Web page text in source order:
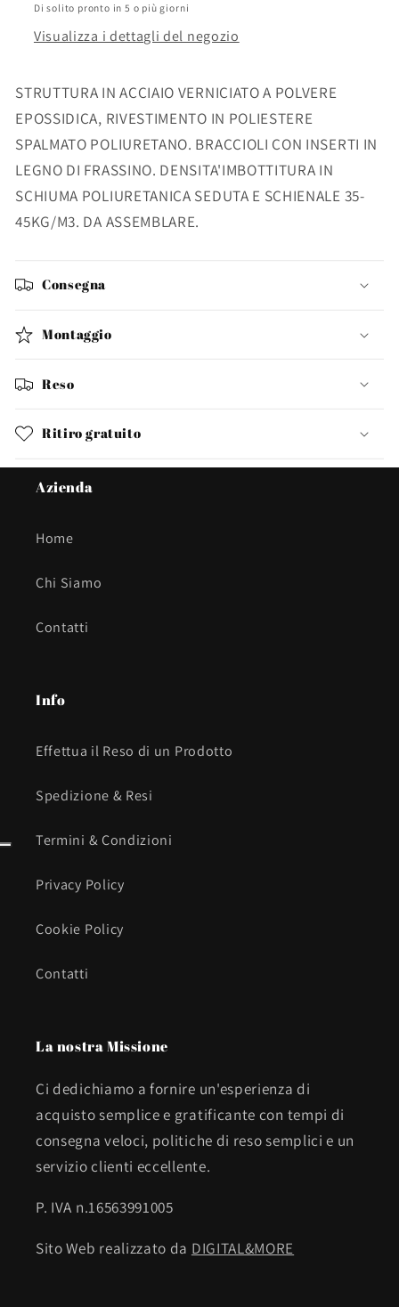
Di solito pronto in 5 o più giorni
Visualizza i dettagli del negozio
STRUTTURA IN ACCIAIO VERNICIATO A POLVERE
EPOSSIDICA, RIVESTIMENTO IN POLIESTERE
SPALMATO POLIURETANO. BRACCIOLI CON INSERTI IN
LEGNO DI FRASSINO. DENSITA'IMBOTTITURA IN
SCHIUMA POLIURETANICA SEDUTA E SCHIENALE 35-
45KG/M3. DA ASSEMBLARE.
Consegna
Montaggio
Reso
Ritiro gratuito
Azienda
Home
Chi Siamo
Contatti
Info
Effettua il Reso di un Prodotto
Spedizione & Resi
Termini & Condizioni
Privacy Policy
Cookie Policy
Contatti
La nostra Missione
Ci dedichiamo a fornire un'esperienza di
acquisto semplice e gratificante con tempi di
consegna veloci, politiche di reso semplici e un
servizio clienti eccellente.
P. IVA n.16563991005
Sito Web realizzato da DIGITAL&MORE